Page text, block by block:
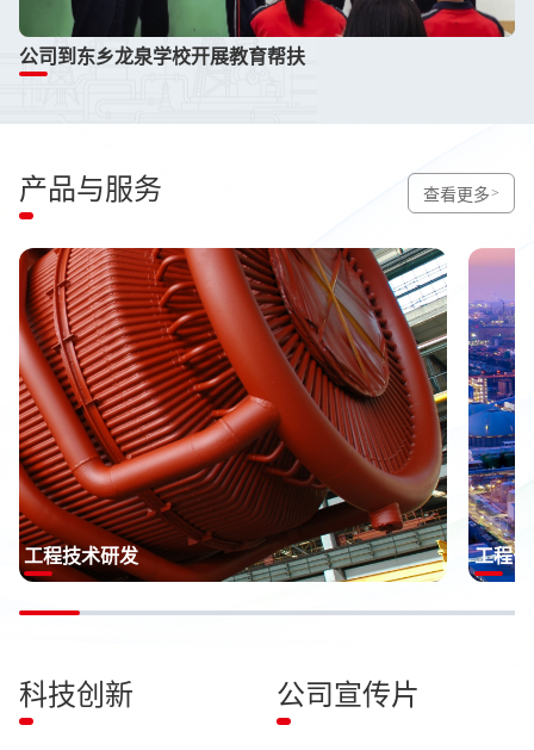
公司到东乡龙泉学校开展教育帮扶
产品与服务 查看更多
工程技术研发 工程
科技创新 公司宣传片